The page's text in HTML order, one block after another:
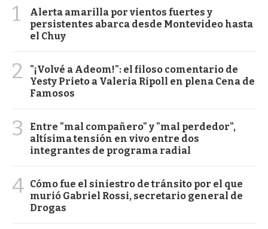
1
Alerta amarilla por vientos fuertes y
persistentes abarca desde Montevideo hasta
el Chuy
2
"¡Volvé a Adeom!": el filoso comentario de
Yesty Prieto a Valeria Ripoll en plena Cena de
Famosos
3
Entre "mal compañero" y "mal perdedor",
altísima tensión en vivo entre dos
integrantes de programa radial
4 Cómo fue el siniestro de tránsito por el que
murió Gabriel Rossi, secretario general de
Drogas